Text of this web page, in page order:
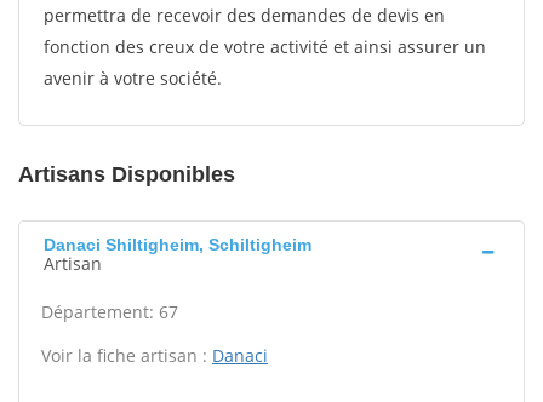
permettra de recevoir des demandes de devis en
fonction des creux de votre activité et ainsi assurer un
avenir à votre société.
Artisans Disponibles
Danaci Shiltigheim, Schiltigheim
Artisan
Département: 67
Voir la fiche artisan : Danaci